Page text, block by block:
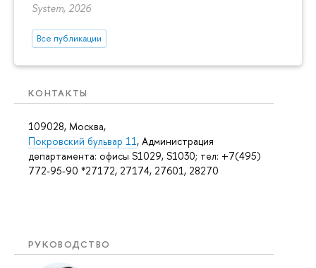
System, 2026
Все публикации
КОНТАКТЫ
109028, Москва,
Покровский бульвар 11, Администрация
департамента: офисы S1029, S1030; тел: +7(495)
772-95-90 *27172, 27174, 27601, 28270
РУКОВОДСТВО